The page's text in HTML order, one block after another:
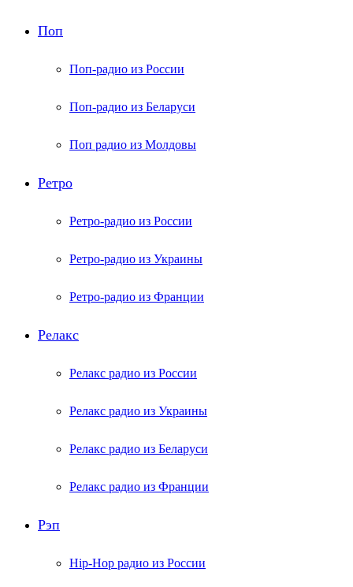
Поп
Поп-радио из России
Поп-радио из Беларуси
Поп радио из Молдовы
Ретро
Ретро-радио из России
Ретро-радио из Украины
Ретро-радио из Франции
Релакс
Релакс радио из России
Релакс радио из Украины
Релакс радио из Беларуси
Релакс радио из Франции
Рэп
Hip-Hop радио из России